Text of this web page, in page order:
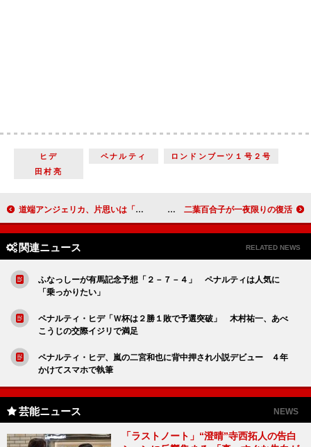
ヒデ ペナルティ
ロンドンブーツ１号２号
田村亮
道端アンジェリカ、片思いは「見守って」 あき竹城は山形弁で地元アピール 篠田麻里子、「岸壁の母」に感激 二葉百合子が一夜限りの復活
関連ニュース RELATED NEWS
ふなっしーが有馬記念予想「２－７－４」 ペナルティは人気に
「乗っかりたい」
ペナルティ・ヒデ「Ｗ杯は２勝１敗で予選突破」 木村祐一、あべ
こうじの交際イジリで満足
ペナルティ・ヒデ、嵐の二宮和也に背中押され小説デビュー ４年
かけてスマホで執筆
芸能ニュース NEWS
「ラストノート」“澄晴”寺西拓人の告白